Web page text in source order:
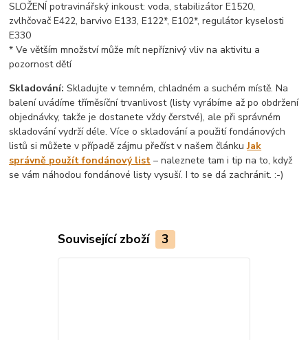
SLOŽENÍ potravinářský inkoust: voda, stabilizátor E1520,
zvlhčovač E422, barvivo E133, E122*, E102*, regulátor kyselosti
E330
* Ve větším množství může mít nepříznivý vliv na aktivitu a
pozornost dětí
Skladování: Skladujte v temném, chladném a suchém místě. Na
balení uvádíme tříměsíční trvanlivost (listy vyrábíme až po obdržení
objednávky, takže je dostanete vždy čerstvé), ale při správném
skladování vydrží déle. Více o skladování a použití fondánových
listů si můžete v případě zájmu přečíst v našem článkuJak
správně použít fondánový list – naleznete tam i tip na to, když
se vám náhodou fondánové listy vysuší. I to se dá zachránit. :-)
Související zboží 3